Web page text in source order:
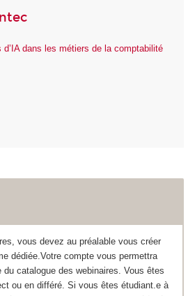
d’IA dans les métiers de la comptabilité
vous devez au préalable vous créer
dédiée.Votre compte vous permettra
catalogue des webinaires. Vous êtes
ou en différé. Si vous êtes étudiant.e à